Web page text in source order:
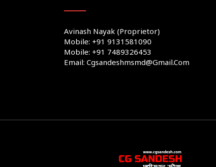
Avinash Nayak (Proprietor)
Mobile: +91 9131581090
Mobile: +91 7489326453
Email: Cgsandeshmsmd@gmail.com